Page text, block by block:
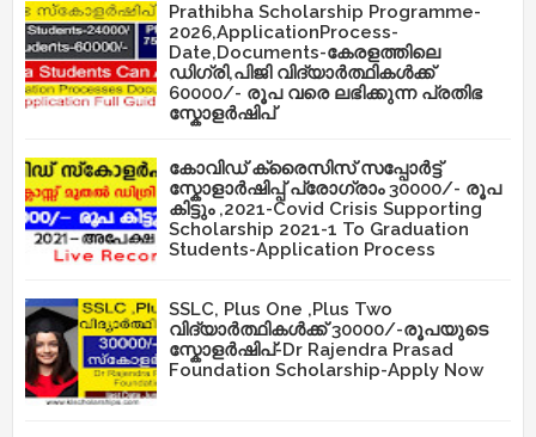
Prathibha Scholarship Programme-
2026,ApplicationProcess-
Date,Documents-കേരളത്തിലെ
ഡിഗ്രി,പിജി വിദ്യാർത്ഥികൾക്ക്
60000/- രൂപ വരെ ലഭിക്കുന്ന പ്രതിഭ
സ്കോളർഷിപ്
കോവിഡ് ക്രൈസിസ് സപ്പോർട്ട്
സ്കോളാർഷിപ്പ് പ്രോഗ്രാം 30000/- രൂപ
കിട്ടും ,2021-Covid Crisis Supporting
Scholarship 2021-1 To Graduation
Students-Application Process
SSLC, Plus One ,Plus Two
വിദ്യാർത്ഥികൾക്ക് 30000/-രൂപയുടെ
സ്കോളർഷിപ്-Dr Rajendra Prasad
Foundation Scholarship-Apply Now